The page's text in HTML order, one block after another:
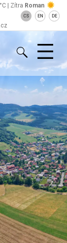
| Zítra Roman
CS EN DE